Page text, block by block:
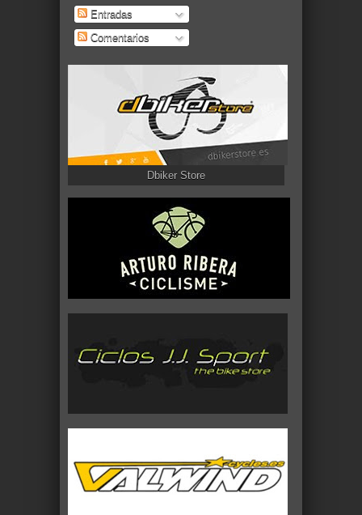
Entradas
Comentarios
Dbiker Store